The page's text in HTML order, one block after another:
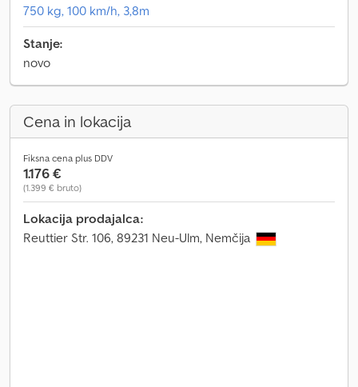
750 kg, 100 km/h, 3,8m
Stanje:
novo
Cena in lokacija
Fiksna cena plus DDV
1.176 €
(1.399 € bruto)
Lokacija prodajalca:
Reuttier Str. 106, 89231 Neu-Ulm, Nemčija